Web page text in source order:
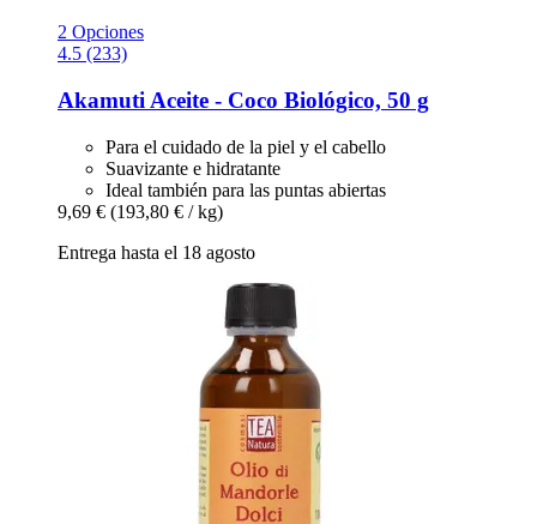
2 Opciones
4.5 (233)
Akamuti Aceite -​ Coco Biológico, 50 g
Para el cuidado de la piel y el cabello
Suavizante e hidratante
Ideal también para las puntas abiertas
9,69 € (193,80 € / kg)
Entrega hasta el 18 agosto